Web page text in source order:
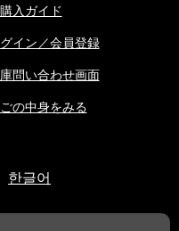
入ガイド
イン／会員登録
問い合わせ画面
の中身をみる
한글어